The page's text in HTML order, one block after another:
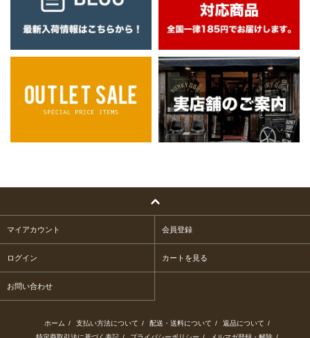
マイアカウント 会員登録
ログイン カートを見る
お問い合わせ
ホーム / 支払い方法について / 配送・送料について / 返品について /